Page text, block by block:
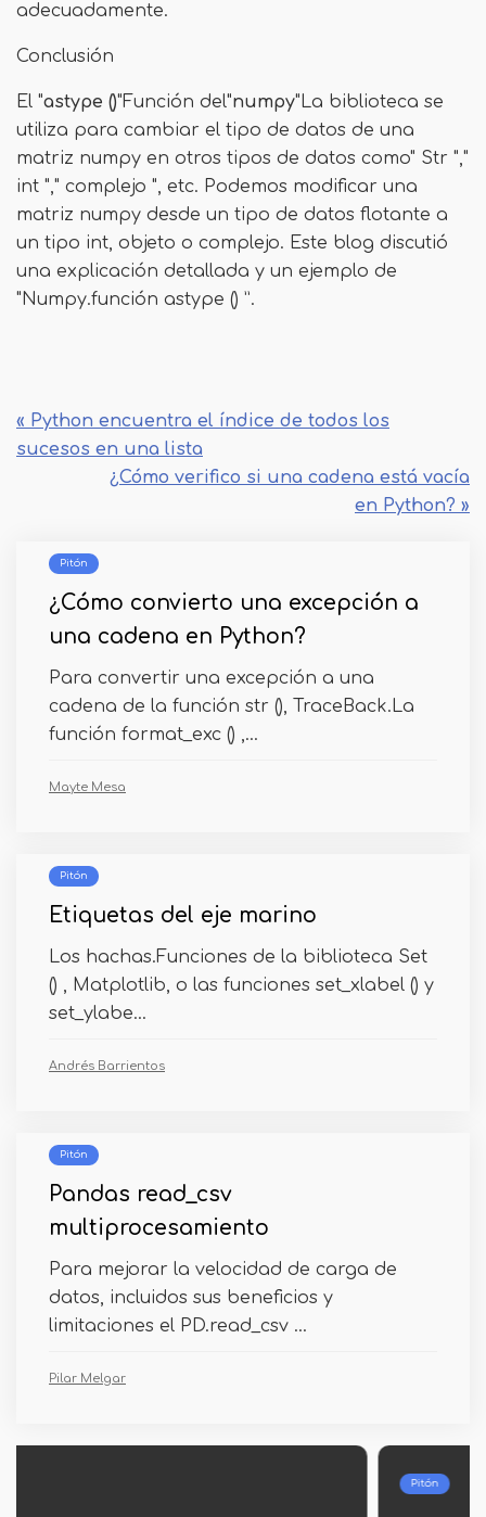
adecuadamente.
Conclusión
El "astype ()"Función del"numpy"La biblioteca se
utiliza para cambiar el tipo de datos de una
matriz numpy en otros tipos de datos como" Str ","
int "," complejo ", etc. Podemos modificar una
matriz numpy desde un tipo de datos flotante a
un tipo int, objeto o complejo. Este blog discutió
una explicación detallada y un ejemplo de
"Numpy.función astype () ”.
« Python encuentra el índice de todos los
sucesos en una lista
¿Cómo verifico si una cadena está vacía
en Python? »
Pitón
¿Cómo convierto una excepción a
una cadena en Python?
Para convertir una excepción a una
cadena de la función str (), TraceBack.La
función format_exc () ,...
Mayte Mesa
Pitón
Etiquetas del eje marino
Los hachas.Funciones de la biblioteca Set
() , Matplotlib, o las funciones set_xlabel () y
set_ylabe...
Andrés Barrientos
Pitón
Pandas read_csv
multiprocesamiento
Para mejorar la velocidad de carga de
datos, incluidos sus beneficios y
limitaciones el PD.read_csv ...
Pilar Melgar